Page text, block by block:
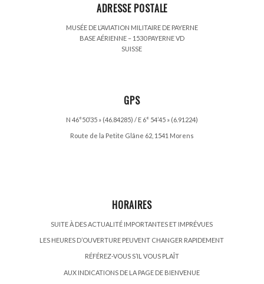
ADRESSE POSTALE
MUSÉE DE L’AVIATION MILITAIRE DE PAYERNE
BASE AÉRIENNE – 1530 PAYERNE VD
SUISSE
GPS
N 46°50’35 » (46.84285) / E 6° 54’45 » (6.91224)
Route de la Petite Glâne 62, 1541 Morens
HORAIRES
SUITE À DES ACTUALITÉ IMPORTANTES ET IMPRÉVUES
LES HEURES D’OUVERTURE PEUVENT CHANGER RAPIDEMENT
RÉFÉREZ-VOUS S’IL VOUS PLAÎT
AUX INDICATIONS DE LA PAGE DE BIENVENUE